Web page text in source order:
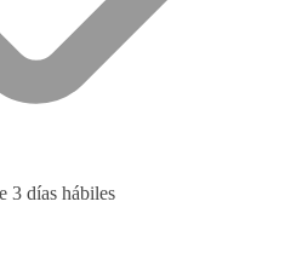
3 días hábiles